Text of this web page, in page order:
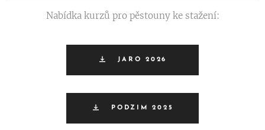
Nabídka kurzů pro pěstouny ke stažení:
JARO 2026
PODZIM 2025